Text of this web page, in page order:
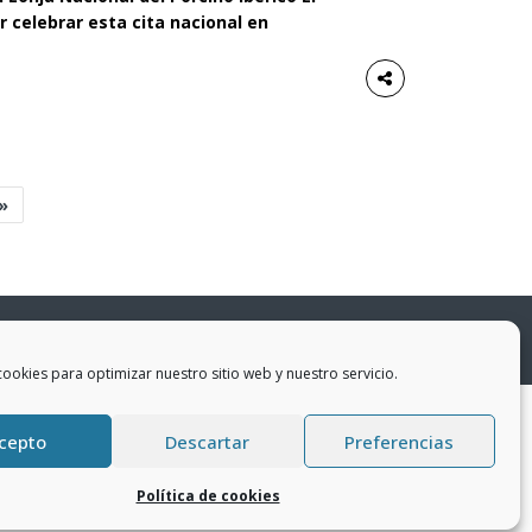
para optimizar nuestro sitio web y nuestro servicio.
Descartar Preferencias
Política de cookies
celebrar esta cita nacional en
se celebrará el próximo martes 22 de
»